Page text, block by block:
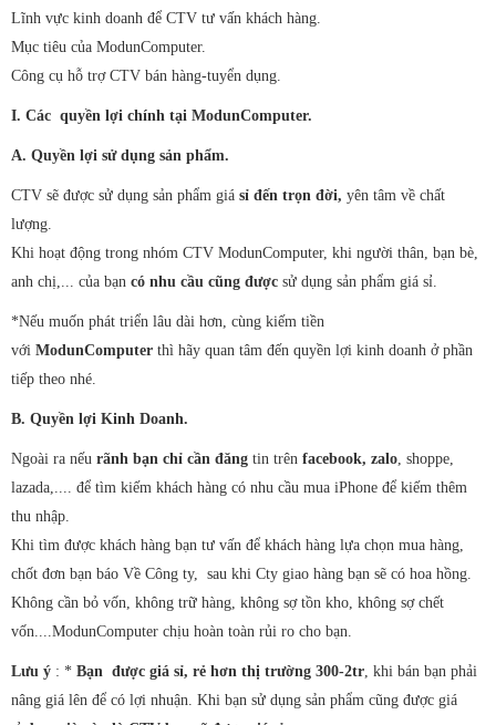
Lĩnh vực kinh doanh để CTV tư vấn khách hàng.
Mục tiêu của ModunComputer.
Công cụ hỗ trợ CTV bán hàng-tuyển dụng.
I. Các quyền lợi chính tại ModunComputer.
A. Quyền lợi sử dụng sản phẩm.
CTV sẽ được sử dụng sản phẩm giá sỉ đến trọn đời, yên tâm về chất
lượng.
Khi hoạt động trong nhóm CTV ModunComputer, khi người thân, bạn bè,
anh chị,... của bạn có nhu cầu cũng được sử dụng sản phẩm giá sỉ.
*Nếu muốn phát triển lâu dài hơn, cùng kiếm tiền
với ModunComputer thì hãy quan tâm đến quyền lợi kinh doanh ở phần
tiếp theo nhé.
B. Quyền lợi Kinh Doanh.
Ngoài ra nếu rãnh bạn chỉ cần đăng tin trên facebook, zalo, shoppe,
lazada,.... để tìm kiếm khách hàng có nhu cầu mua iPhone để kiếm thêm
thu nhập.
Khi tìm được khách hàng bạn tư vấn để khách hàng lựa chọn mua hàng,
chốt đơn bạn báo Về Công ty, sau khi Cty giao hàng bạn sẽ có hoa hồng.
Không cần bỏ vốn, không trữ hàng, không sợ tồn kho, không sợ chết
vốn....ModunComputer chịu hoàn toàn rủi ro cho bạn.
Lưu ý : * Bạn được giá sỉ, rẻ hơn thị trường 300-2tr, khi bán bạn phải
nâng giá lên để có lợi nhuận. Khi bạn sử dụng sản phẩm cũng được giá